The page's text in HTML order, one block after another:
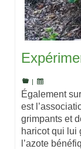
|
Également
est
grimpants et
haricot qui lui
l’azote